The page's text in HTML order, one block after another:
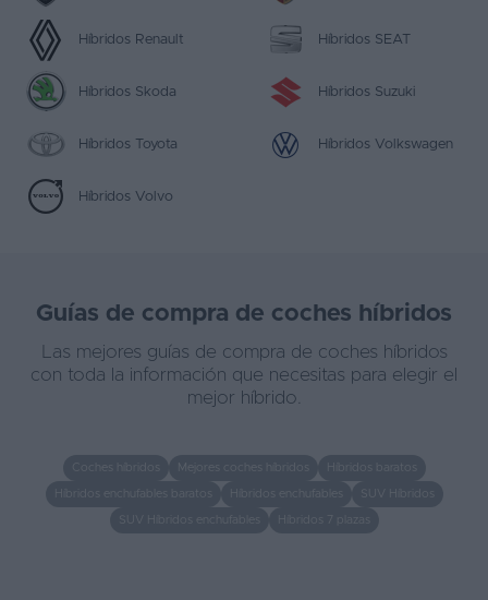
Híbridos Renault Híbridos SEAT
Híbridos Skoda Híbridos Suzuki
Híbridos Toyota Híbridos Volkswagen
Híbridos Volvo
Guías de compra de coches híbridos
Las mejores guías de compra de coches híbridos
con toda la información que necesitas para elegir el
mejor híbrido.